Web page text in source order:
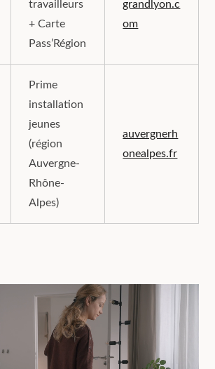
travailleurs
+ Carte
Pass’Région
grandlyon.c
om
Prime
installation
jeunes
(région
Auvergne-
Rhône-
Alpes)
auvergnerh
onealpes.fr